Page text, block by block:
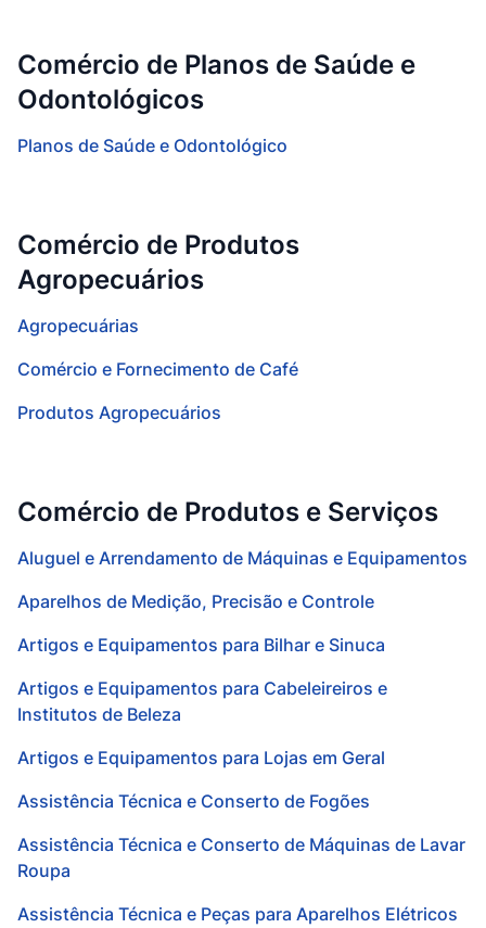
Comércio de Planos de Saúde e
Odontológicos
Planos de Saúde e Odontológico
Comércio de Produtos
Agropecuários
Agropecuárias
Comércio e Fornecimento de Café
Produtos Agropecuários
Comércio de Produtos e Serviços
Aluguel e Arrendamento de Máquinas e Equipamentos
Aparelhos de Medição, Precisão e Controle
Artigos e Equipamentos para Bilhar e Sinuca
Artigos e Equipamentos para Cabeleireiros e
Institutos de Beleza
Artigos e Equipamentos para Lojas em Geral
Assistência Técnica e Conserto de Fogões
Assistência Técnica e Conserto de Máquinas de Lavar
Roupa
Assistência Técnica e Peças para Aparelhos Elétricos